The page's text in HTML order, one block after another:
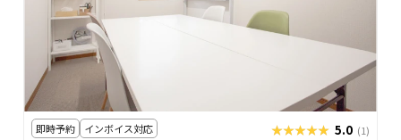
即時予約 インボイス対応 ★★★★★
★★★★★ 5.0 (1)